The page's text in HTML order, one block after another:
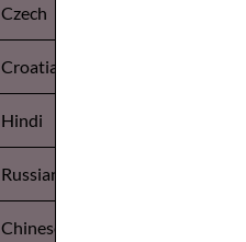
Czech
Croatian
Hindi
Russian
Chinese